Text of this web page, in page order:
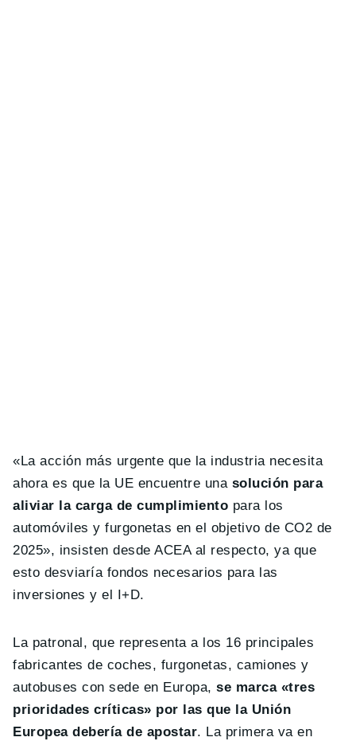
«La acción más urgente que la industria necesita
ahora es que la UE encuentre una solución para
aliviar la carga de cumplimiento para los
automóviles y furgonetas en el objetivo de CO2 de
2025», insisten desde ACEA al respecto, ya que
esto desviaría fondos necesarios para las
inversiones y el I+D.
La patronal, que representa a los 16 principales
fabricantes de coches, furgonetas, camiones y
autobuses con sede en Europa,se marca «tres
prioridades críticas» por las que la Unión
Europea debería de apostar. La primera va en